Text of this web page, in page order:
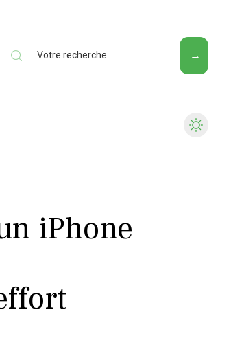
iPhone